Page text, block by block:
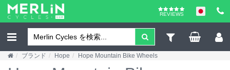
REVIEWS
ブランド Hope Hope Mountain Bike Wheels